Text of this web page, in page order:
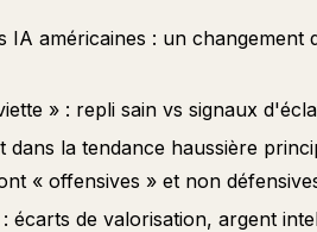
IA américaines : un changement
» : repli sain vs signaux
dans la tendance haussière
« offensives » et non
écarts de valorisation, argent